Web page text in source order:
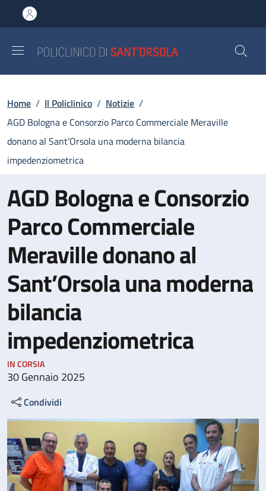
al contenuto principale
to footer content
Briciole di pane
Home / Il Policlinico / Notizie /
AGD Bologna e Consorzio Parco Commerciale Meraville
donano al Sant’Orsola una moderna bilancia
impedenziometrica
AGD Bologna e Consorzio
Parco Commerciale
Meraville donano al
Sant’Orsola una moderna
bilancia
impedenziometrica
IN CORSIA
30 Gennaio 2025
Condividi